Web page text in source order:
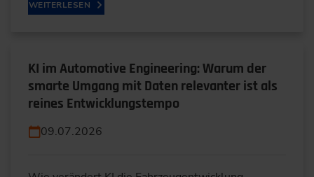
WEITERLESEN
KI im Automotive Engineering: Warum der
smarte Umgang mit Daten relevanter ist als
reines Entwicklungstempo
09.07.2026